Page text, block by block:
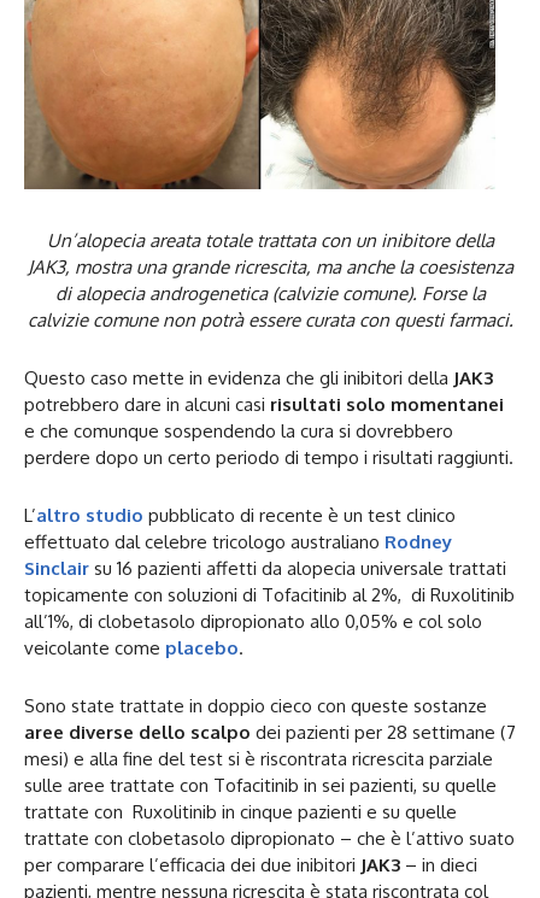
Un’alopecia areata totale trattata con un inibitore della
JAK3, mostra una grande ricrescita, ma anche la coesistenza
di alopecia androgenetica (calvizie comune). Forse la
calvizie comune non potrà essere curata con questi farmaci.
Questo caso mette in evidenza che gli inibitori della JAK3
potrebbero dare in alcuni casi risultati solo momentanei
e che comunque sospendendo la cura si dovrebbero
perdere dopo un certo periodo di tempo i risultati raggiunti.
L’altro studio pubblicato di recente è un test clinico
effettuato dal celebre tricologo australiano Rodney
Sinclair su 16 pazienti affetti da alopecia universale trattati
topicamente con soluzioni di Tofacitinib al 2%, di Ruxolitinib
all’1%, di clobetasolo dipropionato allo 0,05% e col solo
veicolante come placebo.
Sono state trattate in doppio cieco con queste sostanze
aree diverse dello scalpo dei pazienti per 28 settimane (7
mesi) e alla fine del test si è riscontrata ricrescita parziale
sulle aree trattate con Tofacitinib in sei pazienti, su quelle
trattate con Ruxolitinib in cinque pazienti e su quelle
trattate con clobetasolo dipropionato – che è l’attivo suato
per comparare l’efficacia dei due inibitori JAK3 – in dieci
pazienti, mentre nessuna ricrescita è stata riscontrata col